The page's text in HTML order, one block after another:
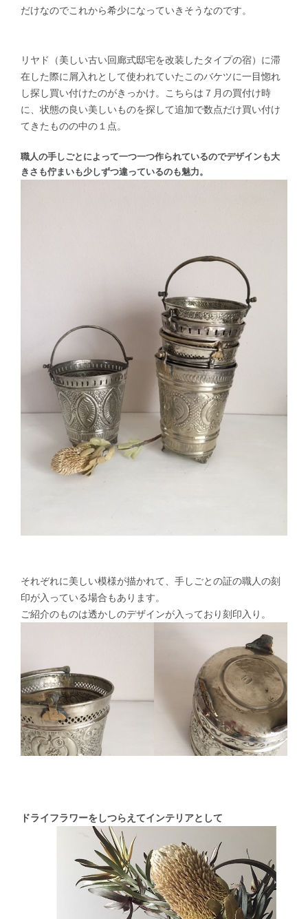
だけなのでこれから希少になっていきそうなのです。
リヤド（美しい古い回廊式邸宅を改装したタイプの宿）に滞
在した際に屑入れとして使われていたこのバケツに一目惚れ
し探し買い付けたのがきっかけ。こちらは７月の買付け時
に、状態の良い美しいものを探して追加で数点だけ買い付け
てきたものの中の１点。
職人の手しごとによって一つ一つ作られているのでデザインも大
きさも佇まいも少しずつ違っているのも魅力。
それぞれに美しい模様が描かれて、手しごとの証の職人の刻
印が入っている場合もあります。
ご紹介のものは透かしのデザインが入っており刻印入り。
ドライフラワーをしつらえてインテリアとして